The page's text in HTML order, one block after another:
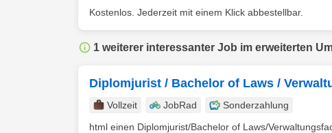
Kostenlos. Jederzeit mit einem Klick abbestellbar.
1 weiterer interessanter Job im erweiterten
Diplomjurist / Bachelor of Laws /
Vollzeit JobRad
Sonderzahlung
html einen Diplomjurist/Bachelor of Laws/